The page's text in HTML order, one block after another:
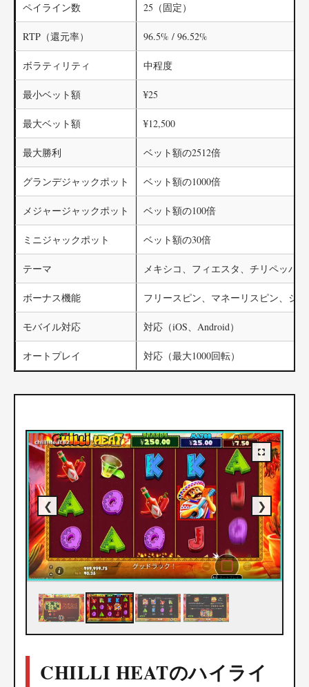
ペイライン数 25（固定）
RTP（還元率） 96.5% / 96.52%
ボラティリティ 中程度
最小ベット額 ¥25
最大ベット額 ¥12,500
最大勝利 ベット額の2512倍
グランデジャックポット ベット額の1000倍
メジャージャックポット ベット額の100倍
ミニジャックポット ベット額の30倍
テーマ メキシコ、フィエスタ、チリペッパー
ボーナス機能 フリースピン、マネーリスピン、ジ
モバイル対応 対応（iOS、Android）
オートプレイ 対応（最大1000回転）
❮ ❯
CHILLI HEATのハイライ